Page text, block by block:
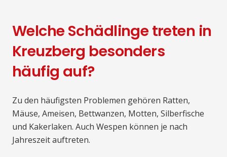
Welche Schädlinge treten in
Kreuzberg besonders
häufig auf?
Zu den häufigsten Problemen gehören Ratten,
Mäuse, Ameisen, Bettwanzen, Motten, Silberfische
und Kakerlaken. Auch Wespen können je nach
Jahreszeit auftreten.